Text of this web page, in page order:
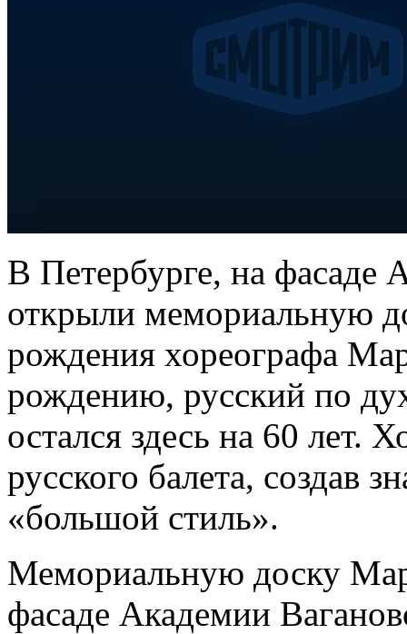
В Петербурге, на фасаде
открыли мемориальную
рождения хореографа
рождению, русский по
остался здесь на 60 лет.
русского балета, создав
«большой стиль».
Мемориальную доску
фасаде Академии